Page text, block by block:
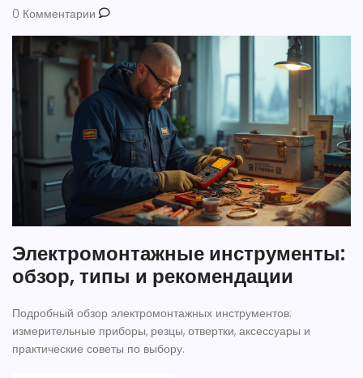
0 Комментарии
Электромонтажные инструменты:
обзор, типы и рекомендации
Подробный обзор электромонтажных инструментов:
измерительные приборы, резцы, отвертки, аксессуары и
практические советы по выбору.